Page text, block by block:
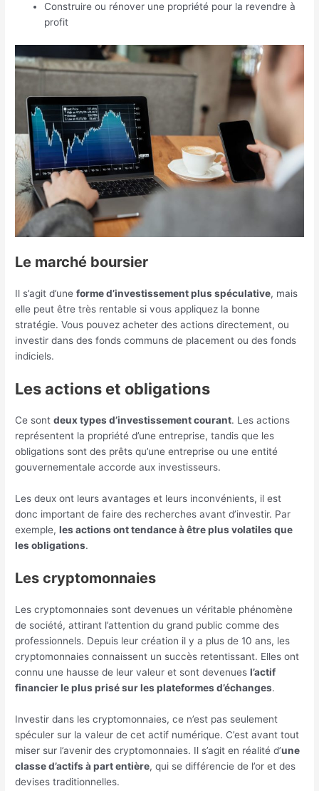
Construire ou rénover une propriété pour la revendre à
profit
Le marché boursier
Il s’agit d’uneforme d’investissement plus spéculative, mais
elle peut être très rentable si vous appliquez la bonne
stratégie. Vous pouvez acheter des actions directement, ou
investir dans des fonds communs de placement ou des fonds
indiciels.
Les actions et obligations
Ce sontdeux types d’investissement courant. Les actions
représentent la propriété d’une entreprise, tandis que les
obligations sont des prêts qu’une entreprise ou une entité
gouvernementale accorde aux investisseurs.
Les deux ont leurs avantages et leurs inconvénients, il est
donc important de faire des recherches avant d’investir. Par
exemple,les actions ont tendance à être plus volatiles que
les obligations.
Les cryptomonnaies
Les cryptomonnaies sont devenues un véritable phénomène
de société, attirant l’attention du grand public comme des
professionnels. Depuis leur création il y a plus de 10 ans, les
cryptomonnaies connaissent un succès retentissant. Elles ont
connu une hausse de leur valeur et sont devenuesl’actif
financier le plus prisé sur les plateformes d’échanges.
Investir dans les cryptomonnaies, ce n’est pas seulement
spéculer sur la valeur de cet actif numérique. C’est avant tout
miser sur l’avenir des cryptomonnaies. Il s’agit en réalité d’une
classe d’actifs à part entière, qui se différencie de l’or et des
devises traditionnelles.